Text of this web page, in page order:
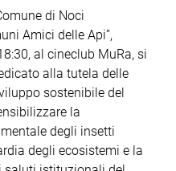
di Noci
Amici delle Api”,
al cineclub MuRa, si
alla tutela delle
sostenibile del
la
degli insetti
degli ecosistemi e la